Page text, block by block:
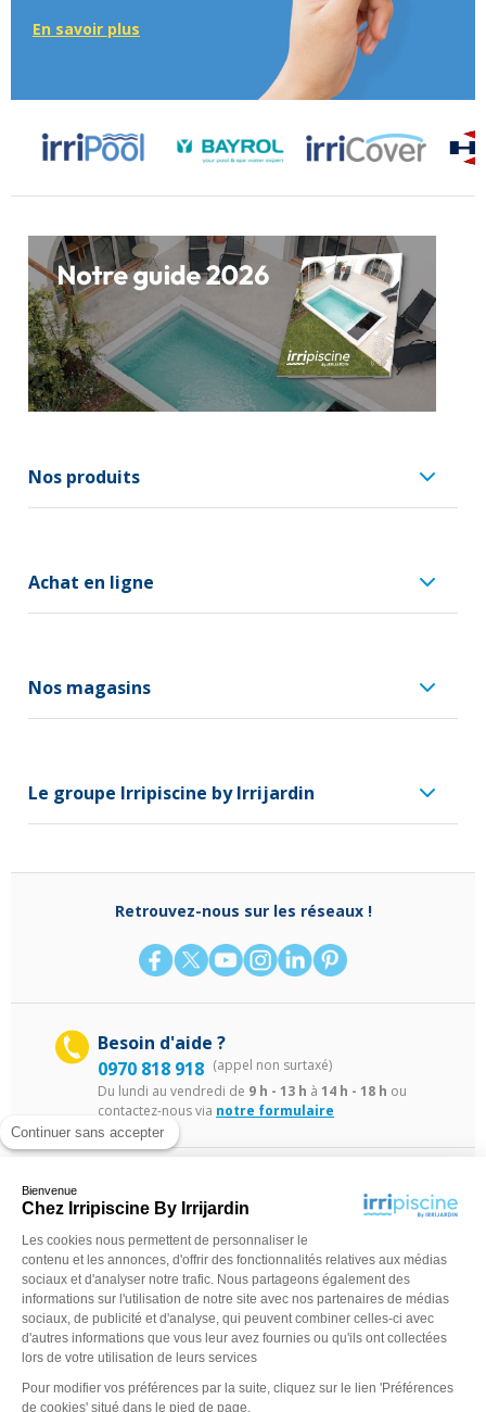
Continuer sans accepter
Bienvenue
Chez Irripiscine By Irrijardin
Les cookies nous permettent de personnaliser le
contenu et les annonces, d'offrir des fonctionnalités relatives aux médias
sociaux et d'analyser notre trafic. Nous partageons également des
informations sur l'utilisation de notre site avec nos partenaires de médias
sociaux, de publicité et d'analyse, qui peuvent combiner celles-ci avec
d'autres informations que vous leur avez fournies ou qu'ils ont collectées
lors de votre utilisation de leurs services
Pour modifier vos préférences par la suite, cliquez sur le lien 'Préférences
de cookies' situé dans le pied de page.
En savoir plus
Nos produits
Achat en ligne
Nos magasins
Le groupe Irripiscine by Irrijardin
Retrouvez-nous sur les réseaux !
Besoin d'aide ?
0970 818 918 (appel non surtaxé)
Du lundi au vendredi de 9 h - 13 h à 14 h - 18 h ou
contactez-nous via notre formulaire
©Irripiscine 2025 Conditions générales de ventes Mentions